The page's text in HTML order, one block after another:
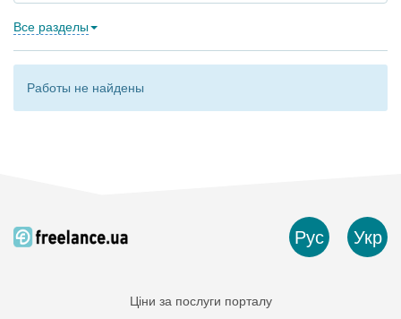
Все разделы
Работы не найдены
Рус Укр
Ціни за послуги порталу